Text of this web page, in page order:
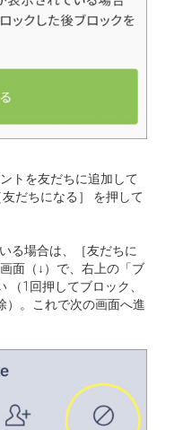
トを友だちに追加して
だちになる］ を押して
る場合は、［友だちに
面（↓）で、右上の「ブ
（1回押してブロック、
）。これで次の画面へ進